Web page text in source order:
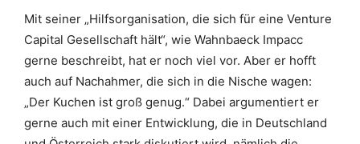
Mit seiner „Hilfsorganisation, die sich für eine Venture
Capital Gesellschaft hält“, wie Wahnbaeck Impacc
gerne beschreibt, hat er noch viel vor. Aber er hofft
auch auf Nachahmer, die sich in die Nische wagen:
„Der Kuchen ist groß genug.“ Dabei argumentiert er
gerne auch mit einer Entwicklung, die in Deutschland